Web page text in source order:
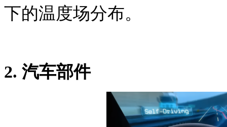
下的温度场分布。
2. 汽车部件